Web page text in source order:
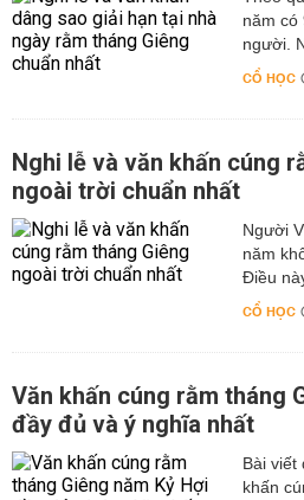
năm có
người.
CỔ HỌC
Nghi lễ và văn khấn cúng
ngoài trời chuẩn nhất
Người
năm
Điều
CỔ HỌC
Văn khấn cúng rằm tháng
đầy đủ và ý nghĩa nhất
Bài viết
khấn